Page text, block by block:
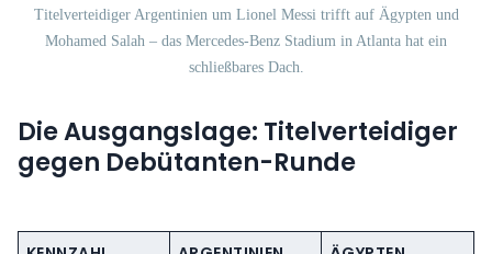
Titelverteidiger Argentinien um Lionel Messi trifft auf Ägypten und
Mohamed Salah – das Mercedes-Benz Stadium in Atlanta hat ein
schließbares Dach.
Die Ausgangslage: Titelverteidiger
gegen Debütanten-Runde